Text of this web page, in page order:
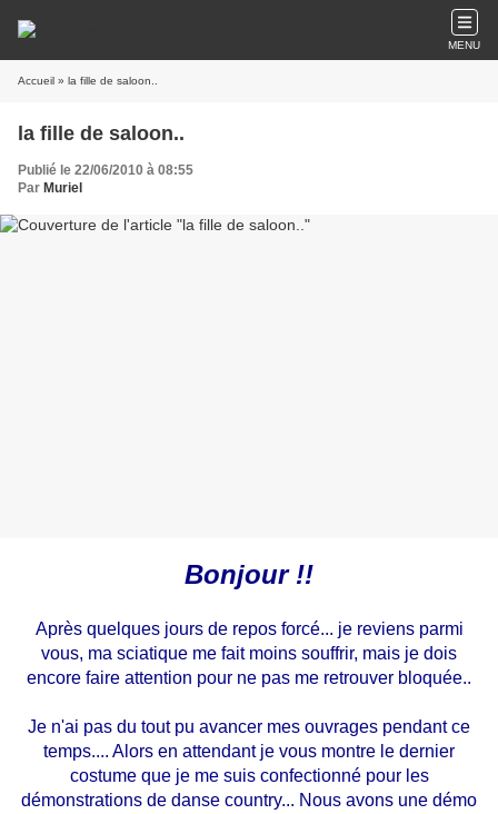
MENU
Accueil » la fille de saloon..
la fille de saloon..
Publié le 22/06/2010 à 08:55
Par Muriel
Bonjour !!
Après quelques jours de repos forcé... je reviens parmi
vous, ma sciatique me fait moins souffrir, mais je dois
encore faire attention pour ne pas me retrouver bloquée..
Je n'ai pas du tout pu avancer mes ouvrages pendant ce
temps.... Alors en attendant je vous montre le dernier
costume que je me suis confectionné pour les
démonstrations de danse country... Nous avons une démo